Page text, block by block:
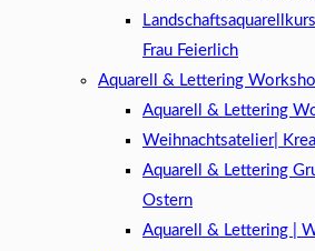
Frau Feierlich
Aquarell & Lettering
Aquarell & Lettering
Weihnachtsatelier|
Aquarell & Lettering
Ostern
Aquarell & Lettering |